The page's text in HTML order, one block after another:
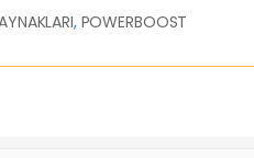
, POWERBOOST